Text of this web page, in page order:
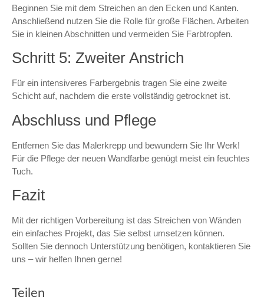
Beginnen Sie mit dem Streichen an den Ecken und Kanten.
Anschließend nutzen Sie die Rolle für große Flächen. Arbeiten
Sie in kleinen Abschnitten und vermeiden Sie Farbtropfen.
Schritt 5: Zweiter Anstrich
Für ein intensiveres Farbergebnis tragen Sie eine zweite
Schicht auf, nachdem die erste vollständig getrocknet ist.
Abschluss und Pflege
Entfernen Sie das Malerkrepp und bewundern Sie Ihr Werk!
Für die Pflege der neuen Wandfarbe genügt meist ein feuchtes
Tuch.
Fazit
Mit der richtigen Vorbereitung ist das Streichen von Wänden
ein einfaches Projekt, das Sie selbst umsetzen können.
Sollten Sie dennoch Unterstützung benötigen, kontaktieren Sie
uns – wir helfen Ihnen gerne!
Teilen